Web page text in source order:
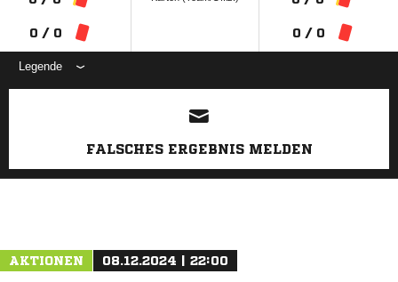
0 / 0 0 / 0
Legende
ANZEIGE
FALSCHES ERGEBNIS MELDEN
AKTIONEN 08.12.2024 | 22:00